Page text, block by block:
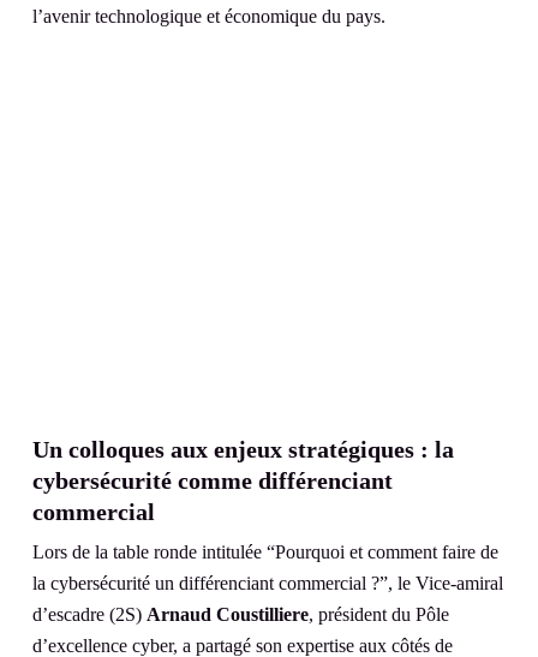
l’avenir technologique et économique du pays.
Un colloques aux enjeux stratégiques : la
cybersécurité comme différenciant
commercial
Lors de la table ronde intitulée “Pourquoi et comment faire de
la cybersécurité un différenciant commercial ?”, le Vice-amiral
d’escadre (2S) Arnaud Coustilliere, président du Pôle
d’excellence cyber, a partagé son expertise aux côtés de